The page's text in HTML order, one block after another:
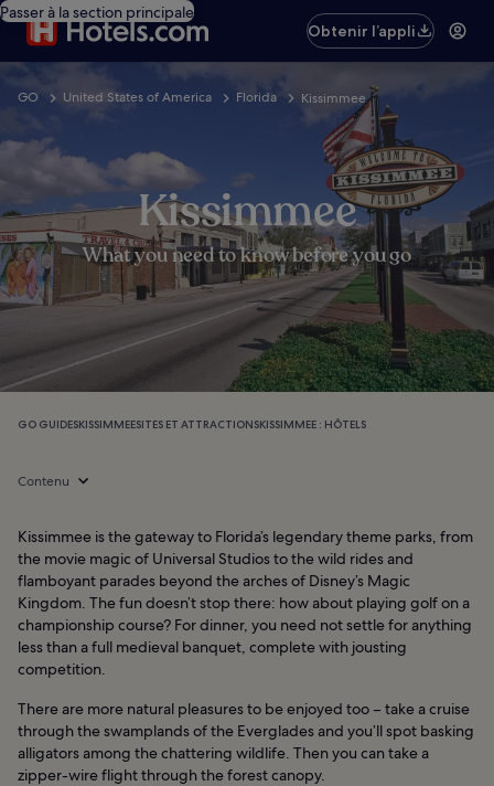
Passer à la section principale
Obtenir l’appli
GO United States of America Florida Kissimmee
Kissimmee
What you need to know before you go
GO GUIDESKISSIMMEESITES ET ATTRACTIONSKISSIMMEE : HÔTELS
Contenu
Kissimmee is the gateway to Florida’s legendary theme parks, from
the movie magic of Universal Studios to the wild rides and
flamboyant parades beyond the arches of Disney’s Magic
Kingdom. The fun doesn’t stop there: how about playing golf on a
championship course? For dinner, you need not settle for anything
less than a full medieval banquet, complete with jousting
competition.
There are more natural pleasures to be enjoyed too – take a cruise
through the swamplands of the Everglades and you’ll spot basking
alligators among the chattering wildlife. Then you can take a
zipper-wire flight through the forest canopy.